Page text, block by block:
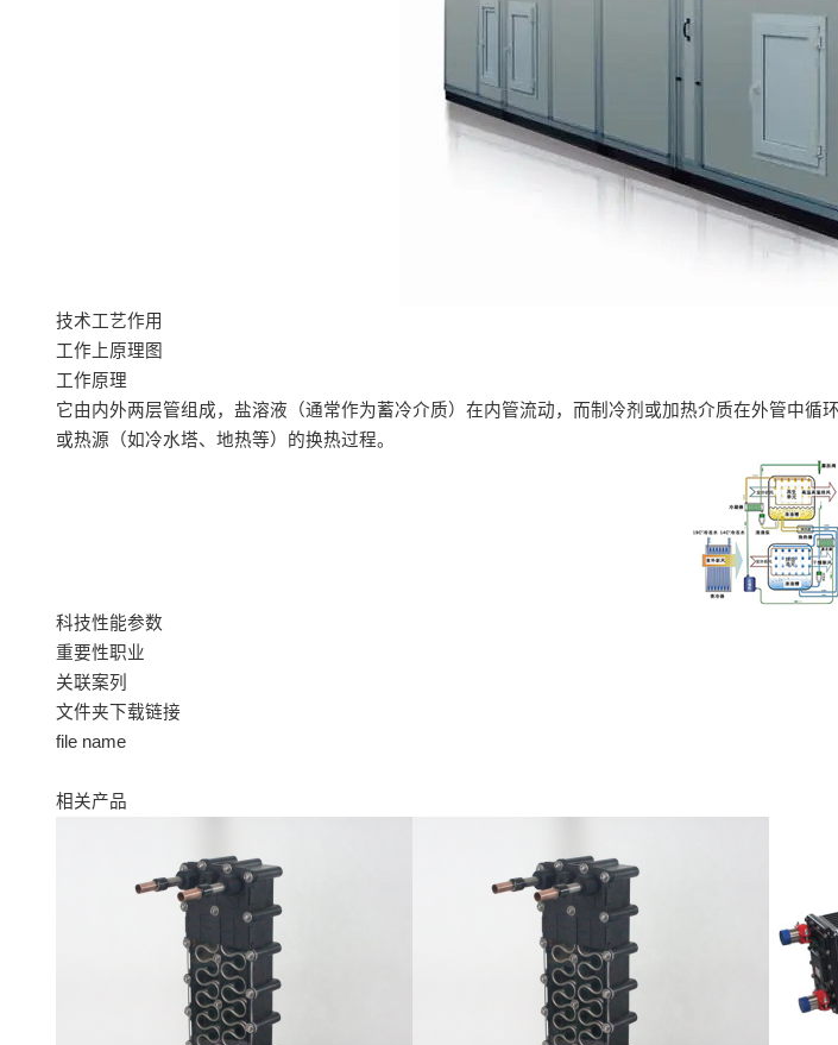
技术工艺作用
工作上原理图
工作原理
它由内外两层管组成，盐溶液（通常作为蓄冷介质）在内管流动，而制冷剂或加热介质在外管中
或热源（如冷水塔、地热等）的换热过程。
科技性能参数
重要性职业
关联案列
文件夹下载链接
file name
相关产品